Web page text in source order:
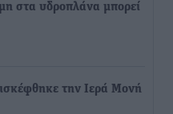
στα υδροπλάνα μπορεί
την Ιερά Μονή